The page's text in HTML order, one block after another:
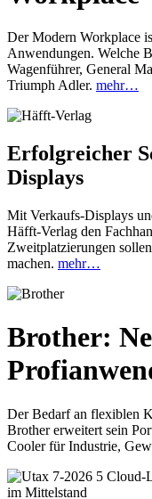
Der Modern Workplace
Anwendungen. Welche
Wagenführer, General
Triumph Adler. mehr…
Erfolgreicher
Displays
Mit Verkaufs-Displays
Häfft-Verlag den
Zweitplatzierungen
machen. mehr…
Brother:
Der Bedarf an flexiblen
Brother erweitert sein
Cooler für Industrie,